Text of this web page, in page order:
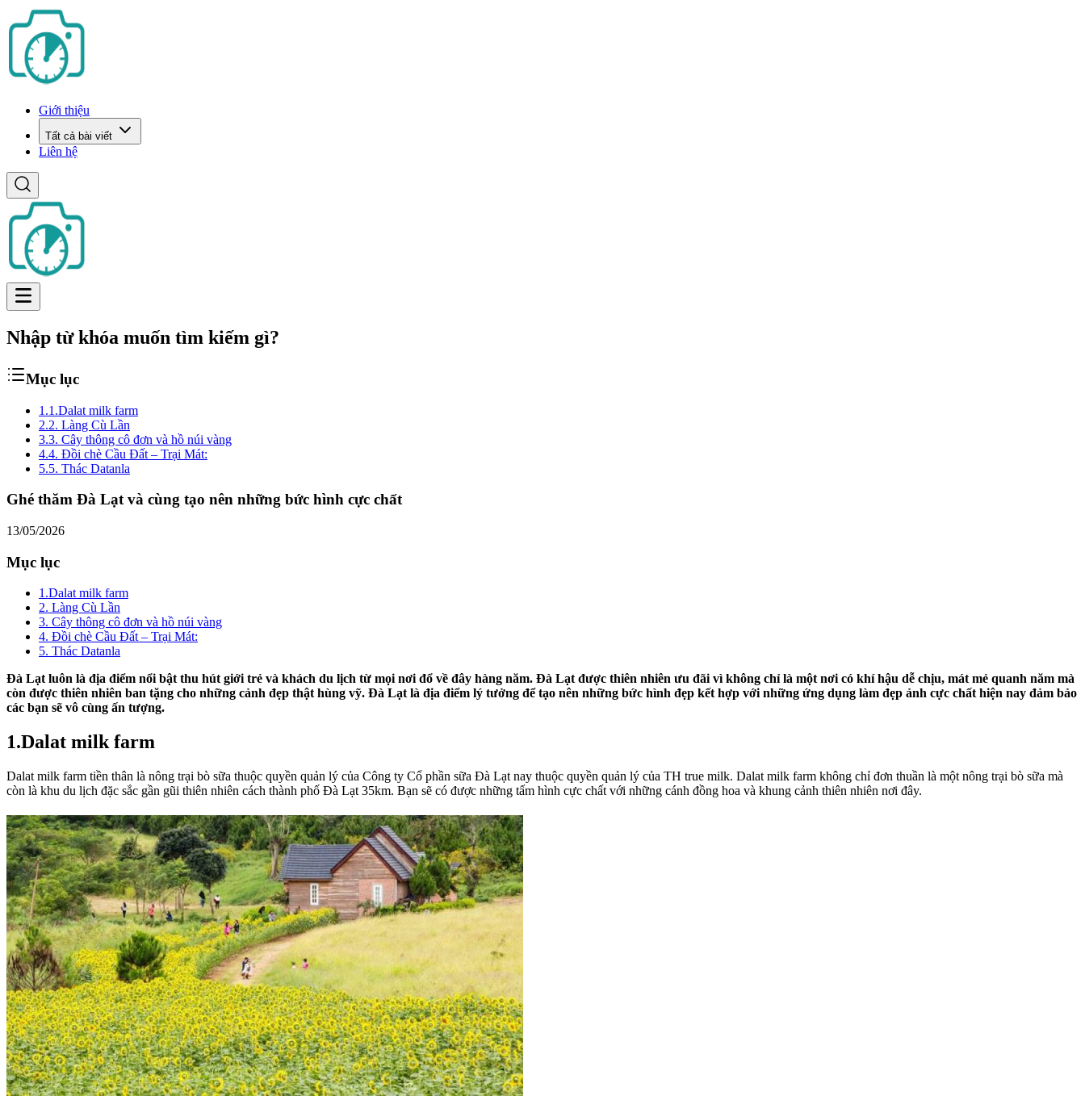
Giới thiệu
Tất cả bài viết
Liên hệ
Nhập từ khóa muốn tìm kiếm gì?
Mục lục
1.1.Dalat milk farm
2.2. Làng Cù Lần
3.3. Cây thông cô đơn và hồ núi vàng
4.4. Đồi chè Cầu Đất – Trại Mát:
5.5. Thác Datanla
Ghé thăm Đà Lạt và cùng tạo nên những bức hình cực chất
13/05/2026
Mục lục
1.Dalat milk farm
2. Làng Cù Lần
3. Cây thông cô đơn và hồ núi vàng
4. Đồi chè Cầu Đất – Trại Mát:
5. Thác Datanla
Đà Lạt luôn là địa điểm nổi bật thu hút giới trẻ và khách du lịch từ mọi nơi đổ về đây hàng năm. Đà Lạt được thiên nhiên ưu đãi vì không chỉ là một nơi có khí hậu dễ chịu, mát mẻ quanh năm mà
còn được thiên nhiên ban tặng cho những cảnh đẹp thật hùng vỹ. Đà Lạt là địa điểm lý tưởng để tạo nên những bức hình đẹp kết hợp với những ứng dụng làm đẹp ảnh cực chất hiện nay đảm bảo
các bạn sẽ vô cùng ấn tượng.
1.Dalat milk farm
Dalat milk farm tiền thân là nông trại bò sữa thuộc quyền quản lý của Công ty Cổ phần sữa Đà Lạt nay thuộc quyền quản lý của TH true milk. Dalat milk farm không chỉ đơn thuần là một nông trại bò sữa mà
còn là khu du lịch đặc sắc gần gũi thiên nhiên cách thành phố Đà Lạt 35km. Bạn sẽ có được những tấm hình cực chất với những cánh đồng hoa và khung cảnh thiên nhiên nơi đây.